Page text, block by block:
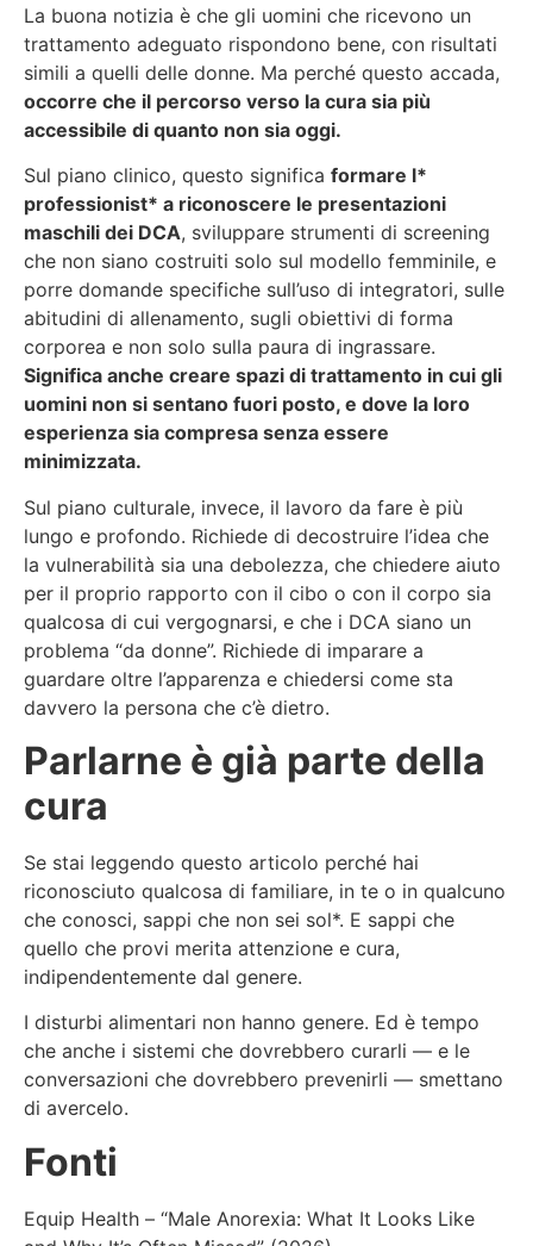
La buona notizia è che gli uomini che ricevono un
trattamento adeguato rispondono bene, con risultati
simili a quelli delle donne. Ma perché questo accada,
occorre che il percorso verso la cura sia più
accessibile di quanto non sia oggi.
Sul piano clinico, questo significa formare l*
professionist* a riconoscere le presentazioni
maschili dei DCA, sviluppare strumenti di screening
che non siano costruiti solo sul modello femminile, e
porre domande specifiche sull’uso di integratori, sulle
abitudini di allenamento, sugli obiettivi di forma
corporea e non solo sulla paura di ingrassare.
Significa anche creare spazi di trattamento in cui gli
uomini non si sentano fuori posto, e dove la loro
esperienza sia compresa senza essere
minimizzata.
Sul piano culturale, invece, il lavoro da fare è più
lungo e profondo. Richiede di decostruire l’idea che
la vulnerabilità sia una debolezza, che chiedere aiuto
per il proprio rapporto con il cibo o con il corpo sia
qualcosa di cui vergognarsi, e che i DCA siano un
problema “da donne”. Richiede di imparare a
guardare oltre l’apparenza e chiedersi come sta
davvero la persona che c’è dietro.
Parlarne è già parte della
cura
Se stai leggendo questo articolo perché hai
riconosciuto qualcosa di familiare, in te o in qualcuno
che conosci, sappi che non sei sol*. E sappi che
quello che provi merita attenzione e cura,
indipendentemente dal genere.
I disturbi alimentari non hanno genere. Ed è tempo
che anche i sistemi che dovrebbero curarli — e le
conversazioni che dovrebbero prevenirli — smettano
di avercelo.
Fonti
Equip Health – “Male Anorexia: What It Looks Like